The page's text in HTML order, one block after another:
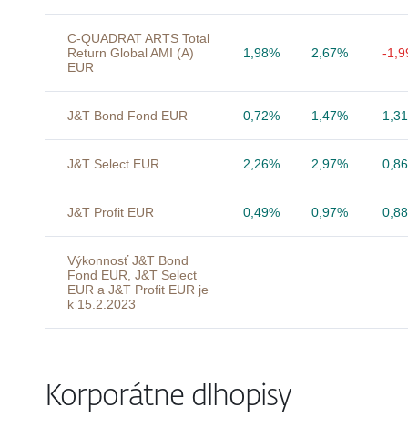
C-QUADRAT ARTS Total
Return Global AMI (A)
EUR
1,98% 2,67% -
J&T Bond Fond EUR 0,72% 1,47%
J&T Select EUR 2,26% 2,97%
J&T Profit EUR 0,49% 0,97%
Výkonnosť J&T Bond
Fond EUR, J&T Select
EUR a J&T Profit EUR je
k 15.2.2023
Korporátne dlhopisy